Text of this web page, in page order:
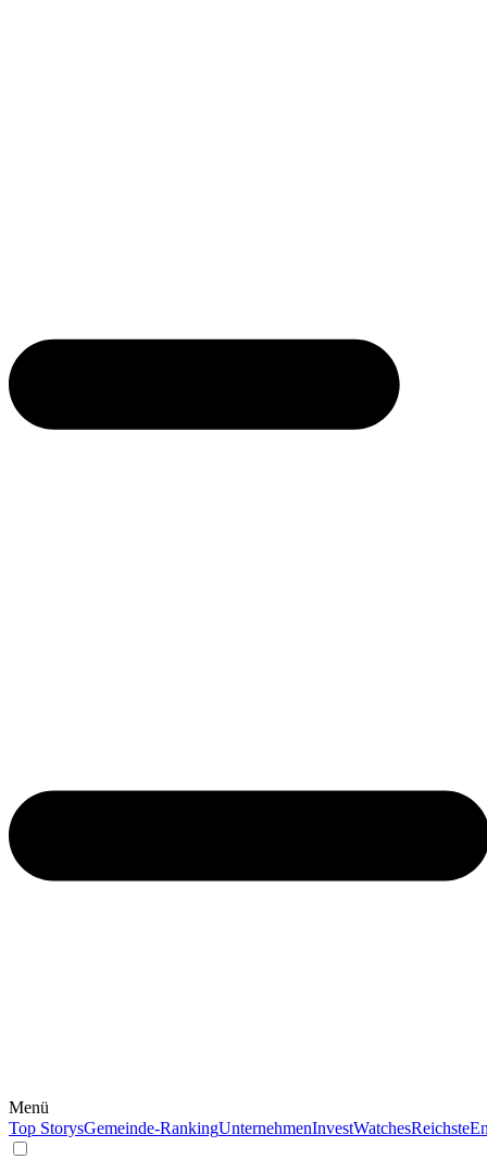
Menü
Top StorysGemeinde-RankingUnternehmenInvestWatchesReichste